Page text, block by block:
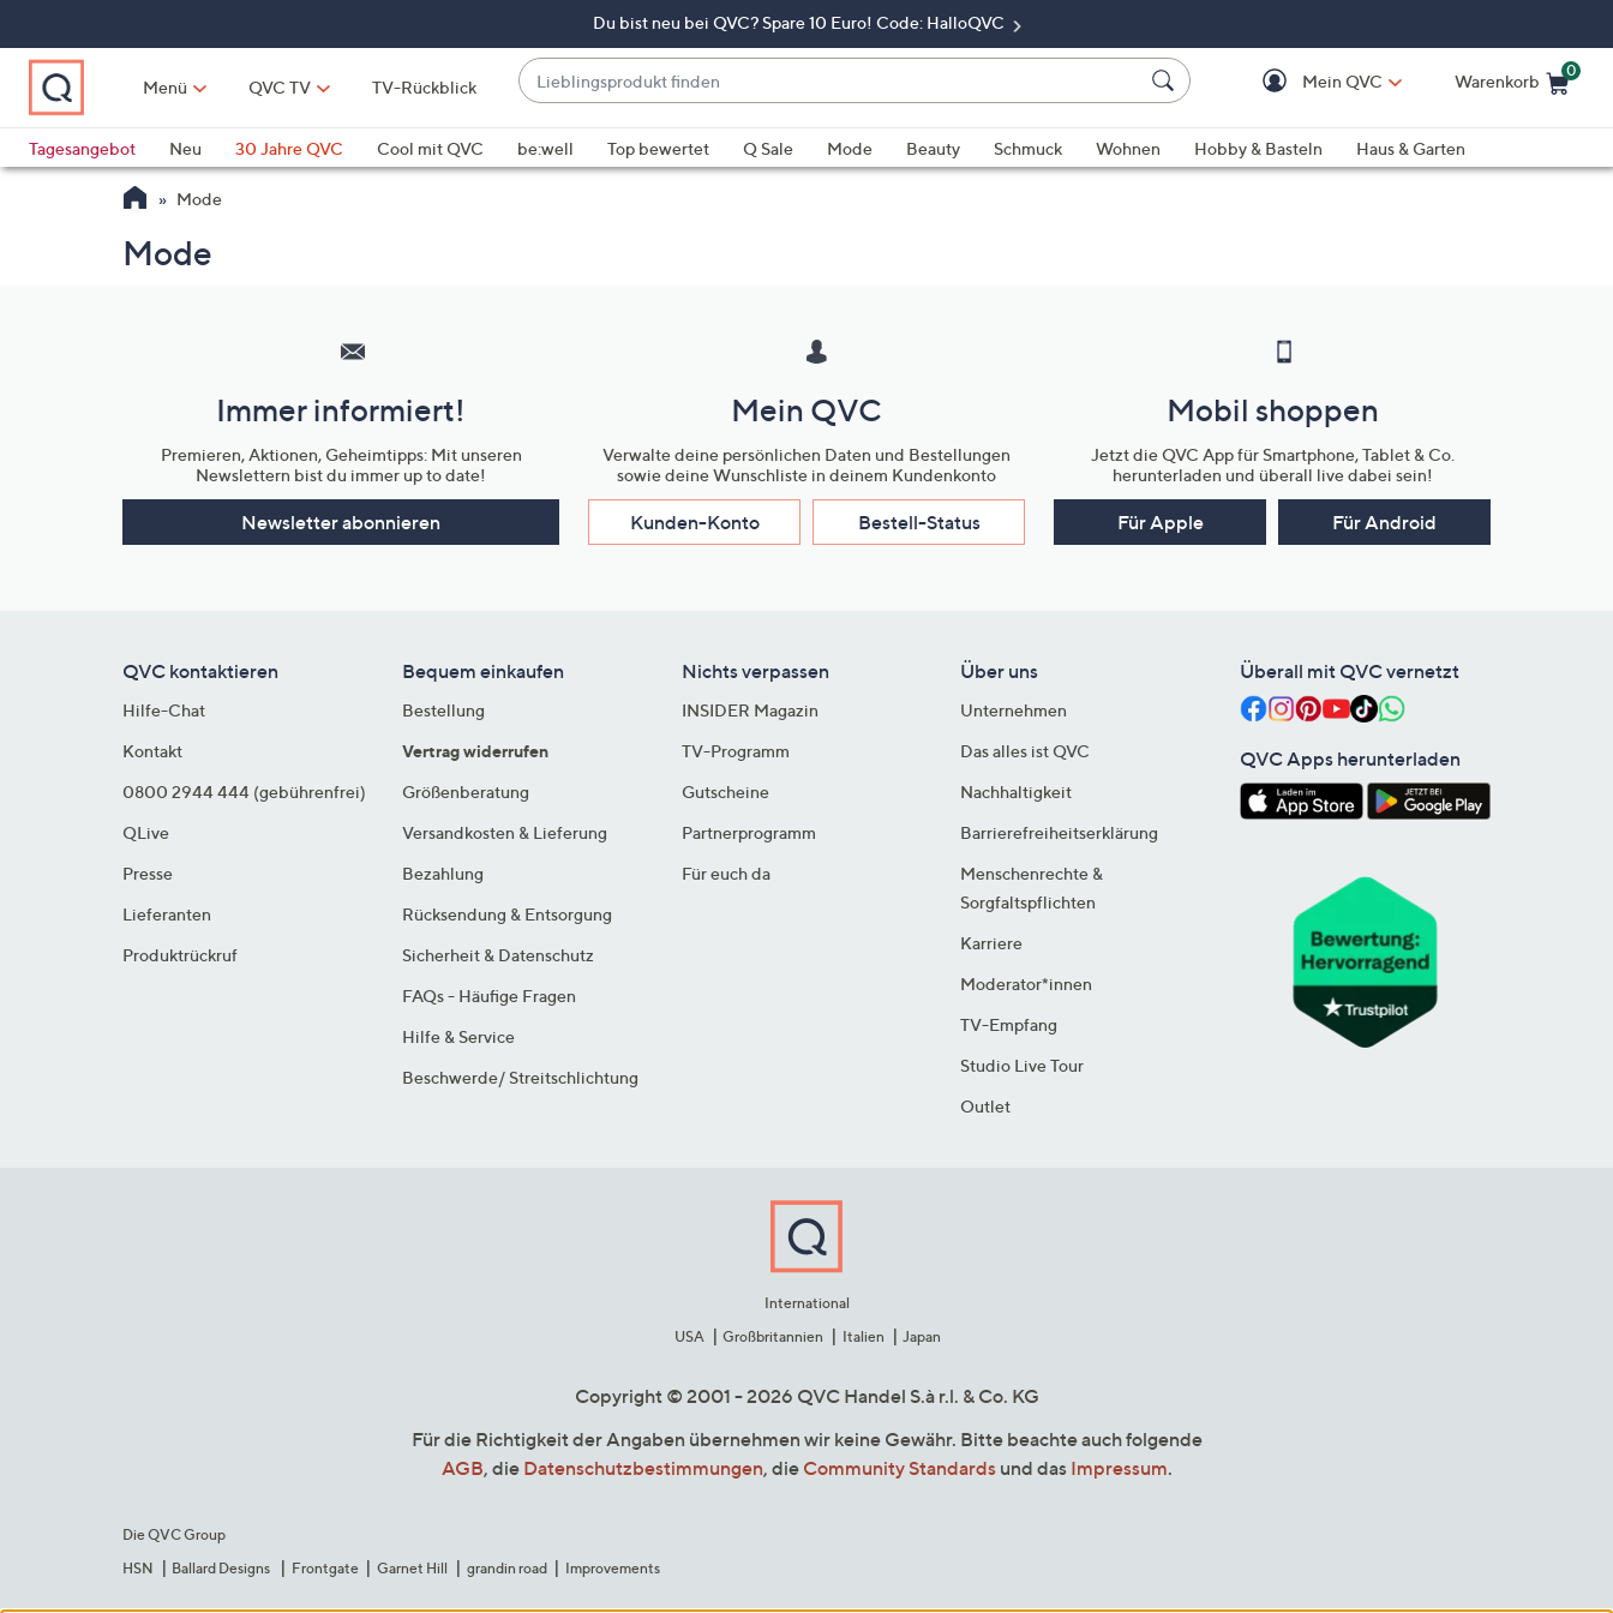
springen
Du bist neu bei QVC? Spare 10 Euro! Code: HalloQVC
Menü QVC TV TV-Rückblick
Lieblingsprodukt
finden
Vorschläge
verfügbar
unten
Sie
nach
rechts,
diese
anzuzeigen.
Mein QVC Warenkorb
0
Tagesangebot
Neu 30 Jahre QVC Cool mit QVC be:well Top bewertet Q Sale Mode Beauty Schmuck Wohnen Hobby & Basteln
Haus & Garten
QLINARISCH
Mode
Mode
Unternehmensinformationen
Immer informiert!
Premieren, Aktionen, Geheimtipps: Mit unseren
Newslettern bist du immer up to date!
Newsletter abonnieren
Mein QVC
Verwalte deine persönlichen Daten und Bestellungen
sowie deine Wunschliste in deinem Kundenkonto
Kunden-Konto Bestell-Status
Mobil shoppen
Jetzt die QVC App für Smartphone, Tablet & Co.
herunterladen und überall live dabei sein!
Für Apple Für Android
QVC kontaktieren
Hilfe-Chat
Kontakt
0800 2944 444 (gebührenfrei)
QLive
Presse
Lieferanten
Produktrückruf
Bequem einkaufen
Bestellung
Vertrag widerrufen
Größenberatung
Versandkosten & Lieferung
Bezahlung
Rücksendung & Entsorgung
Sicherheit & Datenschutz
FAQs - Häufige Fragen
Hilfe & Service
Beschwerde/ Streitschlichtung
Nichts verpassen
INSIDER Magazin
TV-Programm
Gutscheine
Partnerprogramm
Für euch da
Über uns
Unternehmen
Das alles ist QVC
Nachhaltigkeit
Barrierefreiheitserklärung
Menschenrechte &
Sorgfaltspflichten
Karriere
Moderator*innen
TV-Empfang
Studio Live Tour
Outlet
Überall mit QVC vernetzt
QVC Apps herunterladen
International
USA
Großbritannien Italien Japan
Copyright © 2001 - 2026 QVC Handel S.à r.l. & Co. KG
Für die Richtigkeit der Angaben übernehmen wir keine Gewähr. Bitte beachte auch folgende
AGB, die Datenschutzbestimmungen, die Community Standardsund das Impressum.
Die QVC Group
HSN
Ballard Designs Frontgate Garnet Hill grandin road Improvements